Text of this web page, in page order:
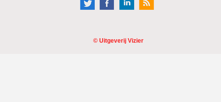
© Uitgeverij Vizier